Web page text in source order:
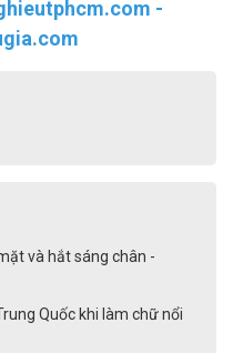
-
và hắt sáng chân -
Quốc khi làm chữ nổi